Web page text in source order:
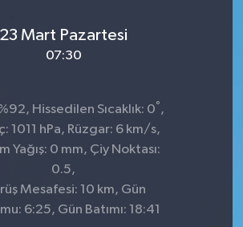
23 Mart Pazartesi
07:30
Hissedilen Sıcaklık: 0° ,
1011 hPa, Rüzgar: 6 km/s,
Yağış: 0 mm, Çiy Noktası:
0.5,
Mesafesi: 10 km, Gün
6:25, Gün Batımı: 18:41